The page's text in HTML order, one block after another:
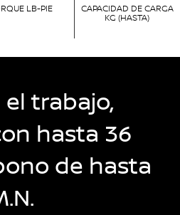
LB-PIE CAPACIDAD DE CARGA
KG (HASTA)
trabajo,
hasta 36
de hasta